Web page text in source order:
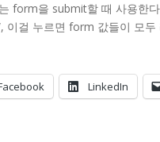
form을 submit할 때 사용한
이걸 누르면 form 값들이 모
LinkedIn